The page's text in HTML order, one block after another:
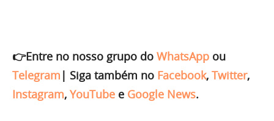
👉Entre no nosso grupo do WhatsApp ou
Telegram | Siga também no Facebook, Twitter,
Instagram, YouTube e Google News.